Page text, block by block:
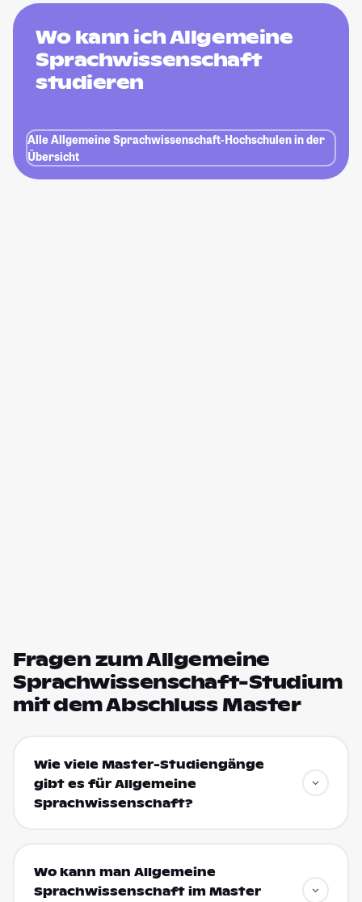
Wo kann ich Allgemeine
Sprachwissenschaft
studieren
Alle Allgemeine Sprachwissenschaft-Hochschulen in der
Übersicht
Fragen zum Allgemeine
Sprachwissenschaft-Studium
mit dem Abschluss Master
Wie viele Master-Studiengänge
gibt es für Allgemeine
Sprachwissenschaft?
Wo kann man Allgemeine
Sprachwissenschaft im Master